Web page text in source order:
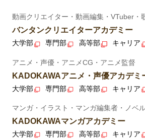
動画クリエイター・動画編集・VTuber・
バンタンクリエイターアカデミー
大学部 専門部 高等部 キャリア
アニメ・声優・アニメCG・アニメ監督
KADOKAWAアニメ・声優アカデミ
大学部 専門部 高等部 キャリア
マンガ・イラスト・マンガ編集者・ノベ
KADOKAWAマンガアカデミー
大学部 専門部 高等部 キャリア